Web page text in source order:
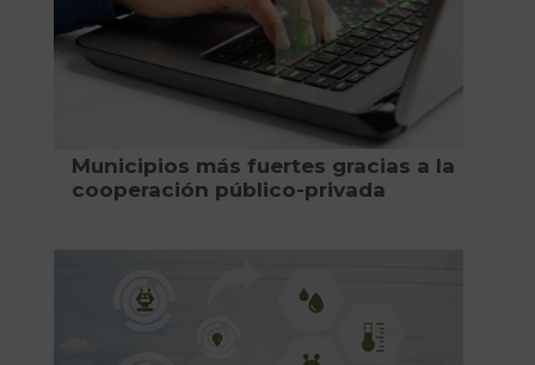
Municipios más fuertes gracias a la
cooperación público-privada